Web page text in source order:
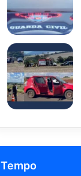
Tempo